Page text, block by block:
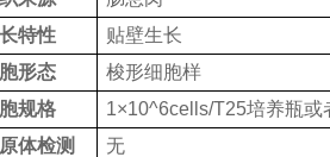
特性
贴壁生长
形态
梭形细胞样
规格
1×10^6cells/T25培养瓶或
体检测
无